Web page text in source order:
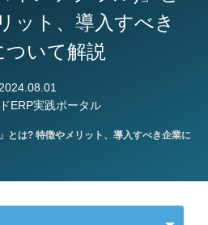
ット、導入すべき
ついて解説
ERP実践ポータル
とは? 特徴やメリット、導入すべき企業に